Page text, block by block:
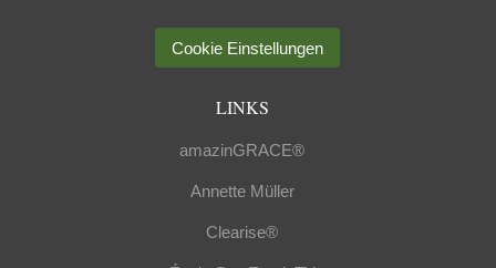
Cookie Einstellungen
LINKS
amazinGRACE®
Annette Müller
Clearise®